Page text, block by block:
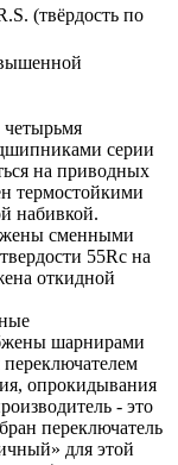
(твёрдость по
серии
на приводных
термостойкими
набивкой.
сменными
55Rc на
откидной
шарнирами
опрокидывания
- это
переключатель
для этой